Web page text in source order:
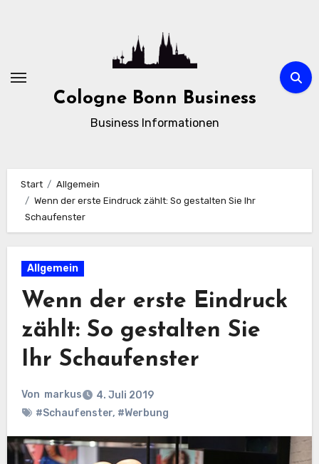
Cologne Bonn Business
Business Informationen
Start
Allgemein
Wenn der erste Eindruck zählt: So gestalten Sie Ihr
Schaufenster
Allgemein
Wenn der erste Eindruck
zählt: So gestalten Sie
Ihr Schaufenster
Von markus
4. Juli 2019
#Schaufenster, #Werbung